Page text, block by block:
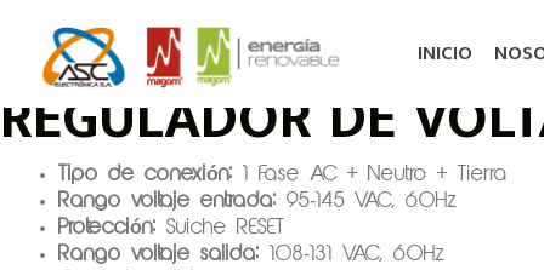
contenido
INICIO
Regresar
REGULADOR DE
Tipo de conexión: 1 Fase AC + Neutro + Tierra
Rango voltaje entrada: 95-145 VAC, 60Hz
Protección: Suiche RESET
Rango voltaje salida: 108-131 VAC, 60Hz